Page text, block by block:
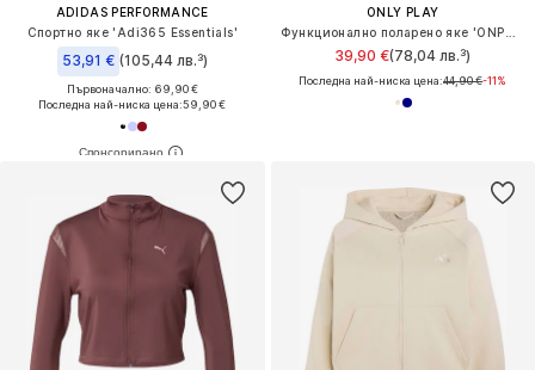
ADIDAS PERFORMANCE
Спортно яке 'Adi365 Essentials'
53,91 € (105,44 лв.³)
Първоначално: 69,90 €
Последна най-ниска цена:59,90 €
ONLY PLAY
Функционално поларено яке 'ONPMon'
39,90 €(78,04 лв.³)
Последна най-ниска цена:44,90 €-11%